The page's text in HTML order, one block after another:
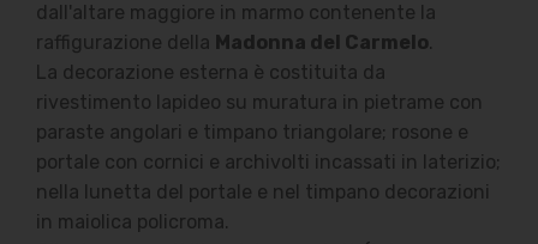
dall'altare maggiore in marmo contenente la
raffigurazione della Madonna del Carmelo.
La decorazione esterna è costituita da
rivestimento lapideo su muratura in pietrame con
paraste angolari e timpano triangolare; rosone e
portale con cornici e archivolti incassati in laterizio;
nella lunetta del portale e nel timpano decorazioni
in maiolica policroma.